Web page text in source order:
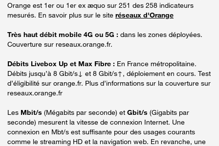
Orange est 1er ou 1er ex æquo sur 251 des 258 indicateurs
mesurés. En savoir plus sur le site réseaux d'Orange
Très haut débit mobile 4G ou 5G : dans les zones déployées.
Couverture sur reseaux.orange.fr.
Débits Livebox Up et Max Fibre : En France métropolitaine.
Débits jusqu’à 8 Gbit/s↓ et 8 Gbit/s↑, déploiement en cours. Test
d’éligibilité sur orange.fr. Plus d’informations sur la couverture sur
reseaux.orange.fr
Les Mbit/s (Mégabits par seconde) et Gbit/s (Gigabits par
seconde) mesurent la vitesse de connexion Internet. Une
connexion en Mbt/s est suffisante pour des usages courants
comme le streaming HD et la navigation web. En revanche, une